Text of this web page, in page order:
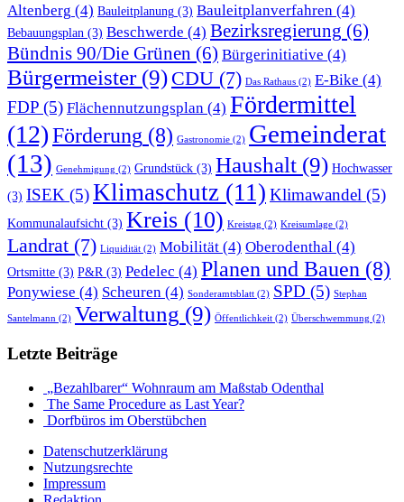
Altenberg (4) Bauleitplanung (3) Bauleitplanverfahren (4)
Bebauungsplan (3) Beschwerde (4) Bezirksregierung (6)
Bündnis 90/Die Grünen (6) Bürgerinitiative (4)
Bürgermeister(9) CDU (7) Das Rathaus (2) E-Bike (4)
FDP (5) Flächennutzungsplan (4) Fördermittel
(12)Förderung (8) Gastronomie (2) Gemeinderat
(13) Genehmigung (2) Grundstück (3) Haushalt (9) Hochwasser
(3) ISEK (5)Klimaschutz (11) Klimawandel (5)
Kommunalaufsicht (3) Kreis (10) Kreistag (2) Kreisumlage (2)
Landrat (7) Liquidität (2) Mobilität (4) Oberodenthal (4)
Ortsmitte (3) P&R (3) Pedelec (4) Planen und Bauen (8)
Ponywiese (4) Scheuren (4) Sonderamtsblatt (2) SPD (5) Stephan
Santelmann (2) Verwaltung (9) Öffentlichkeit (2) Überschwemmung (2)
Letzte Beiträge
„Bezahlbarer“ Wohnraum am Maßstab Odenthal
The Same Procedure as Last Year?
Dorfbüros im Oberstübchen
Datenschutzerklärung
Nutzungsrechte
Impressum